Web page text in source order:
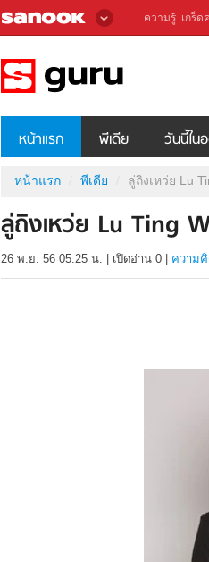
ความรู้ เกร็ด
หน้าแรก พีเดีย วันนี้ใน
หน้าแรก พีเดีย ลู่ถิงเหว่ย Lu
ลู่ถิงเหว่ย Lu Ting
26 พ.ย. 56 05.25 น. เปิดอ่าน 0 ความ